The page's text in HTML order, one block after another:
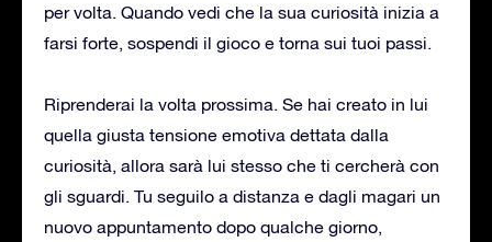
per volta. Quando vedi che la sua curiosità inizia a
farsi forte, sospendi il gioco e torna sui tuoi passi.
Riprenderai la volta prossima. Se hai creato in lui
quella giusta tensione emotiva dettata dalla
curiosità, allora sarà lui stesso che ti cercherà con
gli sguardi. Tu seguilo a distanza e dagli magari un
nuovo appuntamento dopo qualche giorno,